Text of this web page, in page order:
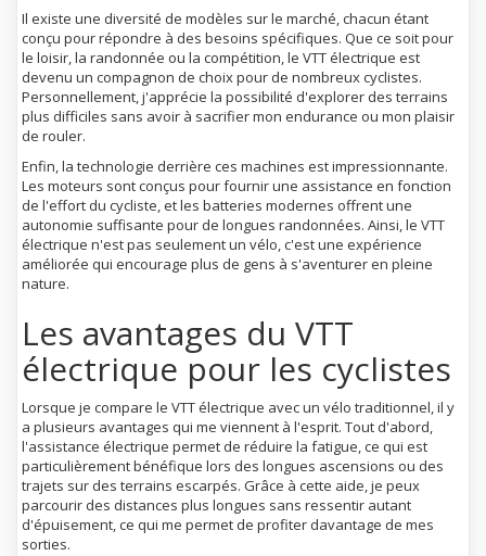
Il existe une diversité de modèles sur le marché, chacun étant
conçu pour répondre à des besoins spécifiques. Que ce soit pour
le loisir, la randonnée ou la compétition, le VTT électrique est
devenu un compagnon de choix pour de nombreux cyclistes.
Personnellement, j'apprécie la possibilité d'explorer des terrains
plus difficiles sans avoir à sacrifier mon endurance ou mon plaisir
de rouler.
Enfin, la technologie derrière ces machines est impressionnante.
Les moteurs sont conçus pour fournir une assistance en fonction
de l'effort du cycliste, et les batteries modernes offrent une
autonomie suffisante pour de longues randonnées. Ainsi, le VTT
électrique n'est pas seulement un vélo, c'est une expérience
améliorée qui encourage plus de gens à s'aventurer en pleine
nature.
Les avantages du VTT
électrique pour les cyclistes
Lorsque je compare le VTT électrique avec un vélo traditionnel, il y
a plusieurs avantages qui me viennent à l'esprit. Tout d'abord,
l'assistance électrique permet de réduire la fatigue, ce qui est
particulièrement bénéfique lors des longues ascensions ou des
trajets sur des terrains escarpés. Grâce à cette aide, je peux
parcourir des distances plus longues sans ressentir autant
d'épuisement, ce qui me permet de profiter davantage de mes
sorties.